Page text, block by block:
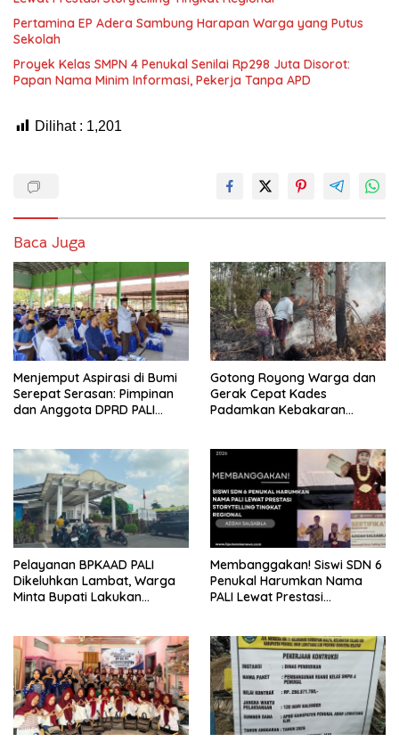
Pertamina EP Adera Sambung Harapan Warga yang Putus
Sekolah
Proyek Kelas SMPN 4 Penukal Senilai Rp298 Juta Disorot:
Papan Nama Minim Informasi, Pekerja Tanpa APD
Dilihat : 1,201
Baca Juga
Menjemput Aspirasi di Bumi
Serepat Serasan: Pimpinan
dan Anggota DPRD PALI
Melalui Reses Ke-2 Tahun
2026
Gotong Royong Warga dan
Gerak Cepat Kades
Padamkan Kebakaran
Pelayanan BPKAAD PALI
Dikeluhkan Lambat, Warga
Minta Bupati Lakukan
Membanggakan! Siswi SDN 6
Penukal Harumkan Nama
PALI Lewat Prestasi